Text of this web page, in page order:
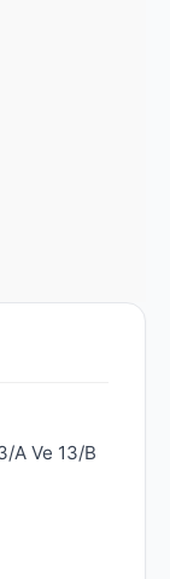
A Ve 13/B